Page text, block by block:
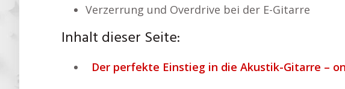
Verzerrung und Overdrive bei der E-Gitarre
Inhalt dieser Seite:
Der perfekte Einstieg in die Akustik-Gitarre –